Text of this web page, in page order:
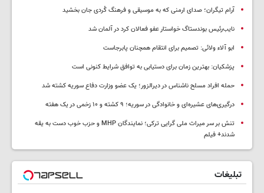
آرام تیگران؛ صدای ارمنی که به موسیقی و فرهنگ کُردی جان بخشید
نایب‌رئیس بوندستاگ خواستار عفو فعالان کرد در آلمان شد
ابو آلاء ولائی: تصمیم برای انتقام همچنان پابرجاست
پزشکیان‌: بهترین زمان برای دستیابی به توافق شرایط کنونی است
حمله افراد مسلح ناشناس در دیرالزور؛ یک عضو وزارت دفاع سوریه کشته شد
درگیری‌های عشیره‌ای و خانوادگی در سوریه؛ ۹ کشته و ۱۰ زخمی در یک هفته
تنش بر سر میراث ملی گرایی ترکی؛ نمایندگان MHP و حزب خوب دست به یقه
شدند+ فیلم
تبلیغات